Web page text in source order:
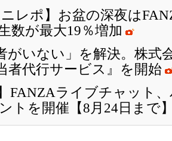
ニレポ】お盆の深夜は
数が最大19％増加
がいない」を解決。株式
者代行サービス』を開始
】FANZAライブチャット
トを開催【8月24日まで